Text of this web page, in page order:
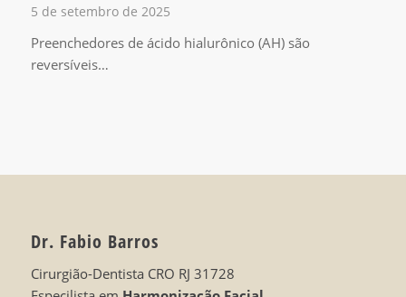
5 de setembro de 2025
Preenchedores de ácido hialurônico (AH) são
reversíveis…
Dr. Fabio Barros
Cirurgião-Dentista CRO RJ 31728